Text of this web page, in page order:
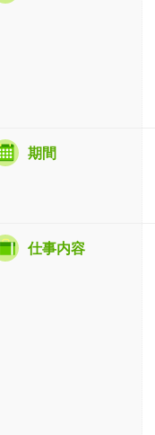
期間
仕事内容